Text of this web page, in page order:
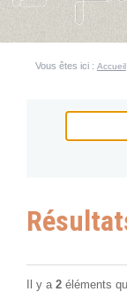
Vous êtes ici : Accueil
Il y a 2 éléments